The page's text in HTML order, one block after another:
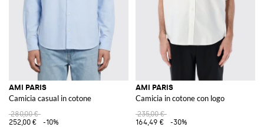
AMI PARIS
Camicia casual in cotone
280,00 €
252,00 €
-10%
AMI PARIS
Camicia in cotone con logo
235,00 €
164,49 €
-30%